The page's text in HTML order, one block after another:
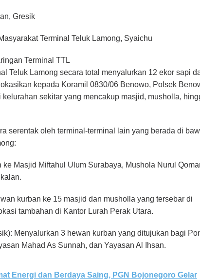
Gresik
Terminal Teluk Lamong, Syaichu
Terminal TTL
Teluk Lamong secara total menyalurkan 12 ekor sapi
kepada Koramil 0830/06 Benowo, Polsek
sekitar yang mencakup masjid, musholla,
serentak oleh terminal-terminal lain yang berada di
Masjid Miftahul Ulum Surabaya, Mushola Nurul
kurban ke 15 masjid dan musholla yang tersebar di
tambahan di Kantor Lurah Perak Utara.
Menyalurkan 3 hewan kurban yang ditujukan bagi
Mahad As Sunnah, dan Yayasan Al Ihsan.
Energi dan Berdaya Saing, PGN Bojonegoro Gelar